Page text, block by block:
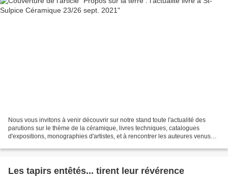
Nous vous invitons à venir découvrir sur notre stand toute l'actualité des
parutions sur le thème de la céramique, livres techniques, catalogues
d'expositions, monographies d'artistes, et à rencontrer les auteures venus
Les tapirs entêtés... tirent leur révérence